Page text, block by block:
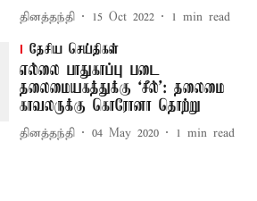
தினத்தந்தி 15 Oct 2022 1 min read
தேசிய செய்திகள்
எல்லை பாதுகாப்பு படை
தலைமையகத்துக்கு ‘சீல்’: தலைமை
காவலருக்கு கொரோனா தொற்று
தினத்தந்தி 04 May 2020 1 min read